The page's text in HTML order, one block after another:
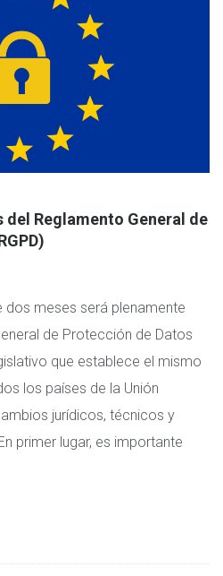
del Reglamento General de
meses será plenamente
de Protección de Datos
que establece el mismo
los países de la Unión
jurídicos, técnicos y
primer lugar, es importante